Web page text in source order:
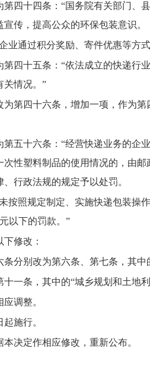
第四十四条：“国务院有关部门、
传，提高公众的环保包装意识。
业通过积分奖励、寄件优惠等方
第四十五条：“依法成立的快递行
关情况。”
为第四十六条，增加一项，作为
第五十六条：“经营快递业务的企
性塑料制品的使用情况的，由
行政法规的规定予以处罚。
按照规定制定、实施快递包装操
以下的罚款。”
修改：
条分别改为第六条、第七条，其
十一条，其中的“城乡规划和土地
调整。
施行。
本决定作相应修改，重新公布。